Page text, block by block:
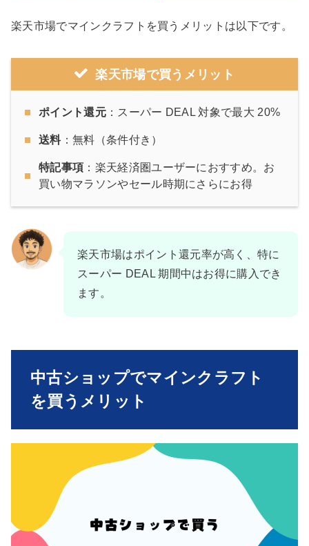
楽天市場でマインクラフトを買うメリットは以下です。
楽天市場で買うメリット
ポイント還元：スーパー DEAL 対象で最大 20%
送料：無料（条件付き）
特記事項 ：楽天経済圏ユーザーにおすすめ。お
買い物マラソンやセール時期にさらにお得
楽天市場はポイント還元率が高く、特に
スーパー DEAL 期間中はお得に購入でき
ます。
中古ショップでマインクラフト
を買うメリット